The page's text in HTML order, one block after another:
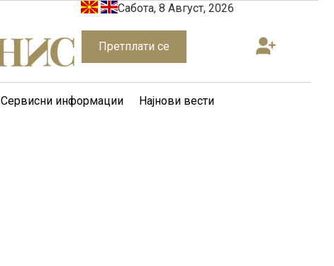
Сабота, 8 Август, 2026
Претплати се
Сервисни информации Најнови вести